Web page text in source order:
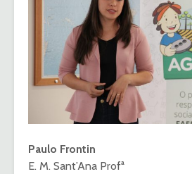
Paulo Frontin
E. M. Sant’Ana Profª